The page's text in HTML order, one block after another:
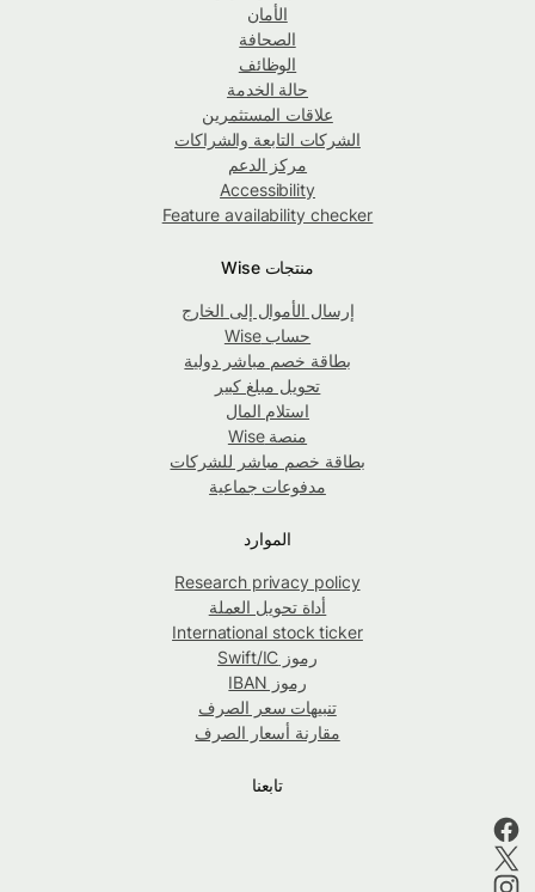
الأمان
الصحافة
الوظائف
حالة الخدمة
علاقات المستثمرين
الشركات التابعة والشراكات
مركز الدعم
Accessibility
Feature availability checker
منتجات Wise
إرسال الأموال إلى الخارج
حساب Wise
بطاقة خصم مباشر دولية
تحويل مبلغ كبير
استلام المال
منصة Wise
بطاقة خصم مباشر للشركات
مدفوعات جماعية
الموارد
Research privacy policy
أداة تحويل العملة
International stock ticker
رموز Swift/IC
رموز IBAN
تنبيهات سعر الصرف
مقارنة أسعار الصرف
تابعنا